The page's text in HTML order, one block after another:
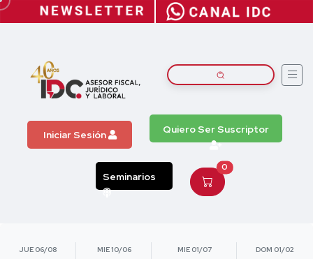
Iniciar Sesión Quiero Ser Suscriptor
Seminarios
0
JUE 06/08 MIE 10/06 MIE 01/07 DOM 01/02